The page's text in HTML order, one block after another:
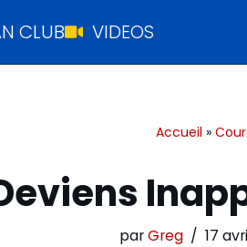
CLUB VIDEOS
Accueil »
parGreg 17